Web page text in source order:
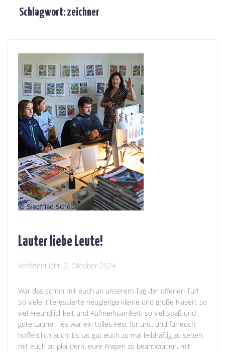
Schlagwort:zeichner
Lauter liebe Leute!
Veröffentlicht: 2. Oktober 2024
War das schön mit euch an unserem Tag der offenen Tür!
So viele interessierte neugierige kleine und große Nasen, so
viel Freundlichkeit und Aufmerksamkeit, so viel Spaß und
gute Laune – es war ein tolles Fest für uns, und für euch
hoffentlich auch! Es tat gut euch zu mal leibhaftig zu sehen,
mit euch zu plaudern, eure Fragen zu beantworten, mit